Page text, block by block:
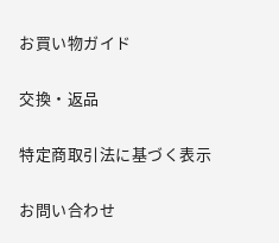
お買い物ガイド
交換・返品
特定商取引法に基づく表示
お問い合わせ